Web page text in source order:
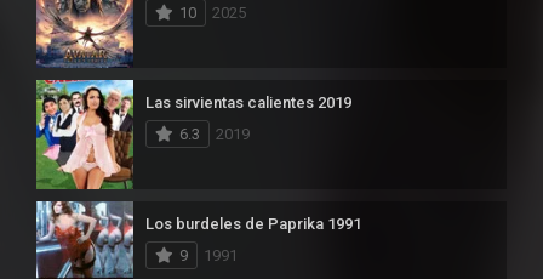
10
2025
Las sirvientas calientes 2019
6.3
2019
Los burdeles de Paprika 1991
9
1991